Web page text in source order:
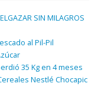
SIN MILAGROS
al Pil-Pil
35 Kg en 4 meses
Nestlé Chocapic